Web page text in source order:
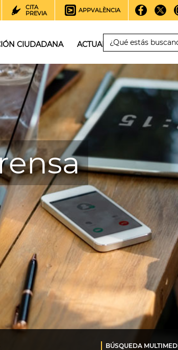
CITA
PREVIA
APPVALÈNCIA
CIUDADANA ACTUALIDAD
BÚSQUEDA